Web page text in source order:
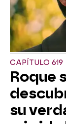
CAPÍTULO 619
Roque
su